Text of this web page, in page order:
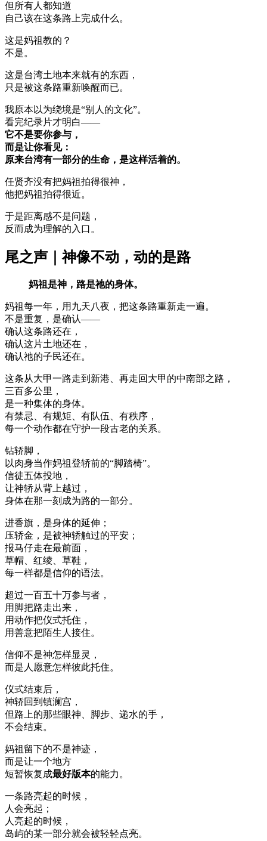
但所有人都知道
自己该在这条路上完成什么。
这是妈祖教的？
不是。
这是台湾土地本来就有的东西，
只是被这条路重新唤醒而已。
我原本以为绕境是“别人的文化”。
看完纪录片才明白——
它不是要你参与，
而是让你看见：
原来台湾有一部分的生命，是这样活着的。
任贤齐没有把妈祖拍得很神，
他把妈祖拍得很近。
于是距离感不是问题，
反而成为理解的入口。
尾之声｜神像不动，动的是路
妈祖是神，路是祂的身体。
妈祖每一年，用九天八夜，把这条路重新走一遍。
不是重复，是确认——
确认这条路还在，
确认这片土地还在，
确认祂的子民还在。
这条从大甲一路走到新港、再走回大甲的中南部之路，
三百多公里，
是一种集体的身体。
有禁忌、有规矩、有队伍、有秩序，
每一个动作都在守护一段古老的关系。
钻轿脚，
以肉身当作妈祖登轿前的“脚踏椅”。
信徒五体投地，
让神轿从背上越过，
身体在那一刻成为路的一部分。
进香旗，是身体的延伸；
压轿金，是被神轿触过的平安；
报马仔走在最前面，
草帽、红绫、草鞋，
每一样都是信仰的语法。
超过一百五十万参与者，
用脚把路走出来，
用动作把仪式托住，
用善意把陌生人接住。
信仰不是神怎样显灵，
而是人愿意怎样彼此托住。
仪式结束后，
神轿回到镇澜宫，
但路上的那些眼神、脚步、递水的手，
不会结束。
妈祖留下的不是神迹，
而是让一个地方
短暂恢复成最好版本的能力。
一条路亮起的时候，
人会亮起；
人亮起的时候，
岛屿的某一部分就会被轻轻点亮。